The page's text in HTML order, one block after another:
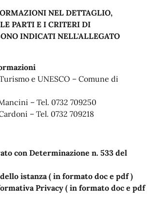
NEL DETTAGLIO,
PARTI E I CRITERI DI
INDICATI NELL'ALLEGATO
e UNESCO – Comune di
– Tel. 0732 709250
– Tel. 0732 709218
con Determinazione n. 533 del
istanza ( in formato doc e pdf )
Privacy ( in formato doc e pdf